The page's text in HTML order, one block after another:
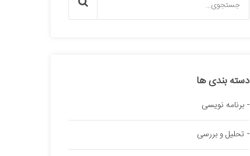
دسته بندی ها
برنامه نویسی
تحلیل و بررسی